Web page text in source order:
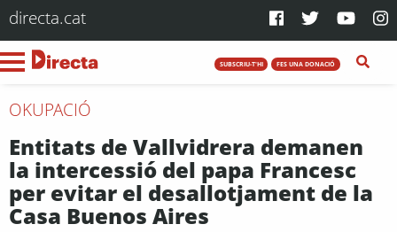
directa.cat
SUBSCRIU-T'HI FES UNA DONACIÓ
OKUPACIÓ
Entitats de Vallvidrera demanen
la intercessió del papa Francesc
per evitar el desallotjament de la
Casa Buenos Aires